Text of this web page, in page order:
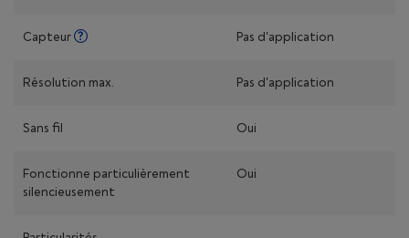
Capteur Pas d'application
Résolution max. Pas d'application
Sans fil Oui
Fonctionne particulièrement
silencieusement
Oui